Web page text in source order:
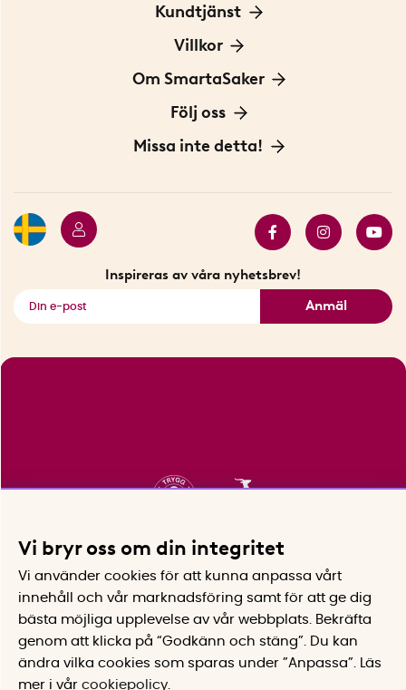
Kundtjänst
Kontakta oss
För Företag
Villkor
Frakt och leverans
Personuppgiftspolicy
Om SmartaSaker
Om oss
Vår historia
Följ oss
Blogg: Smarta tips
Missa inte detta!
Inspireras av våra nyhetsbrev!
Anmäl
Vi bryr oss om din integritet
Vi använder cookies för att kunna anpassa vårt
innehåll och vår marknadsföring samt för att ge dig
bästa möjliga upplevelse av vår webbplats.
Bekräfta
genom att klicka på “Godkänn och stäng”. Du kan
ändra vilka cookies som sparas under ”Anpassa”.
Läs
mer i vår cookiepolicy